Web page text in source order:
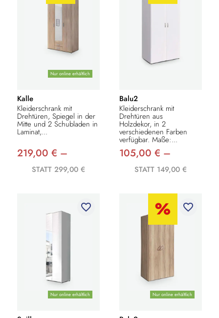
Nur online erhältlich
Kalle
Kleiderschrank mit
Drehtüren, Spiegel in der
Mitte und 2 Schubladen in
Laminat,...
219,00 € –
STATT 299,00 €
Balu2
Kleiderschrank mit
Drehtüren aus
Holzdekor, in 2
verschiedenen Farben
verfügbar. Maße:...
105,00 € –
STATT 149,00 €
Nur online erhältlich
favorite_border
Nur online erhältlich
favorite_border